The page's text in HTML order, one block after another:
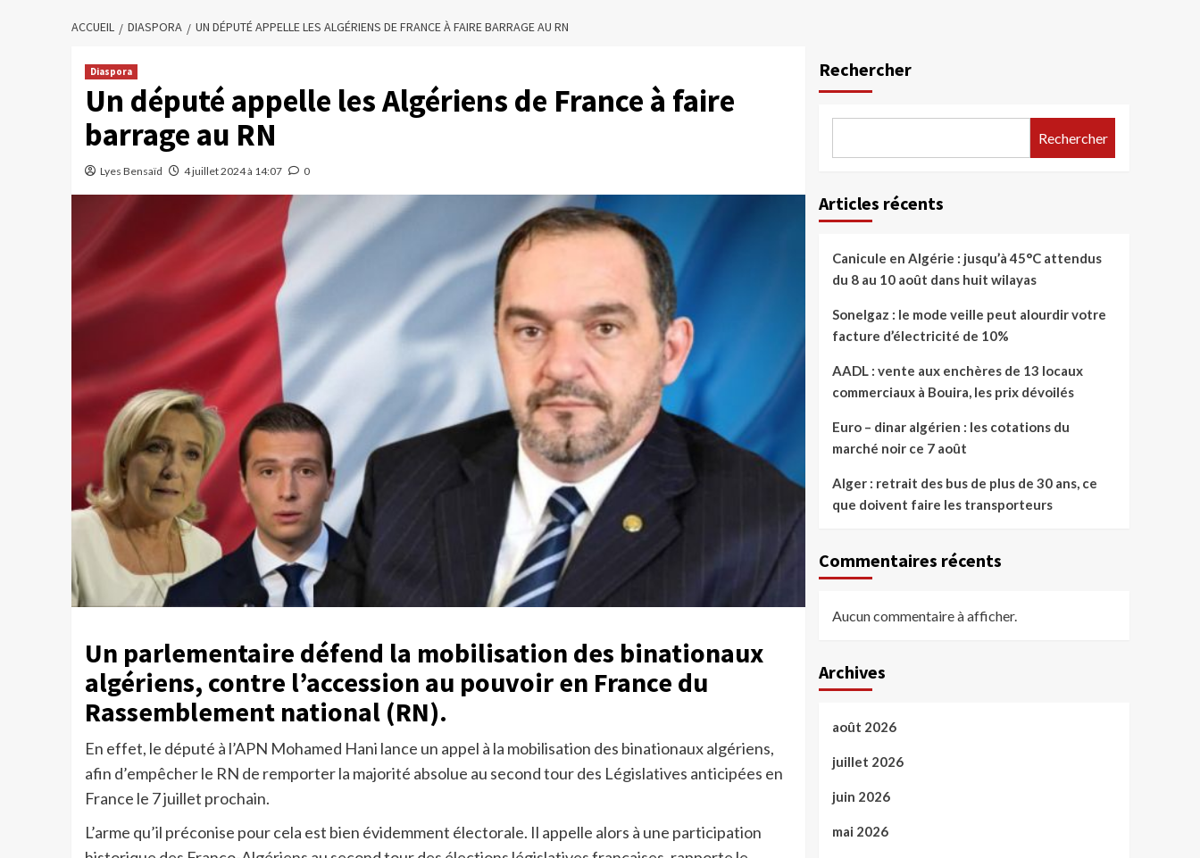
ACCUEIL DIASPORA UN DÉPUTÉ APPELLE LES ALGÉRIENS DE FRANCE À FAIRE BARRAGE AU RN
Diaspora
Un député appelle les Algériens de France à faire
barrage au RN
Lyes Bensaïd 4 juillet 2024 à 14:07 0
Un parlementaire défend la mobilisation des binationaux
algériens, contre l’accession au pouvoir en France du
Rassemblement national (RN).
En effet, le député à l’APN Mohamed Hani lance un appel à la mobilisation des binationaux algériens,
afin d’empêcher le RN de remporter la majorité absolue au second tour des Législatives anticipées en
France le 7 juillet prochain.
L’arme qu’il préconise pour cela est bien évidemment électorale. Il appelle alors à une participation
Rechercher
Rechercher
Articles récents
Canicule en Algérie : jusqu’à 45°C attendus
du 8 au 10 août dans huit wilayas
Sonelgaz : le mode veille peut alourdir votre
facture d’électricité de 10%
AADL : vente aux enchères de 13 locaux
commerciaux à Bouira, les prix dévoilés
Euro – dinar algérien : les cotations du
marché noir ce 7 août
Alger : retrait des bus de plus de 30 ans, ce
que doivent faire les transporteurs
Commentaires récents
Aucun commentaire à afficher.
Archives
août 2026
juillet 2026
juin 2026
mai 2026